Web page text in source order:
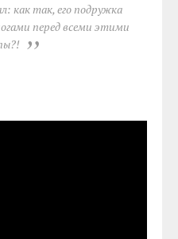
как так, его подружка
перед всеми этими